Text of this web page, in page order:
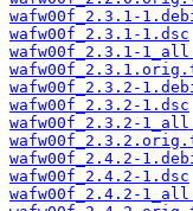
wafw00f_2.3.1-
wafw00f_2.3.1-1.dsc
wafw00f_2.3.1-
wafw00f_2.3.2-
wafw00f_2.3.2-1.dsc
wafw00f_2.3.2-
wafw00f_2.4.2-
wafw00f_2.4.2-1.dsc
wafw00f_2.4.2-